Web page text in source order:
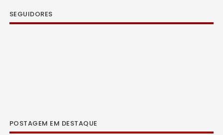
SEGUIDORES
POSTAGEM EM DESTAQUE